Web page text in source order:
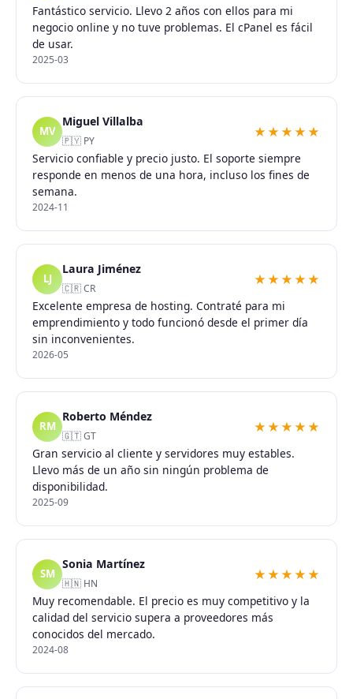
Fantástico servicio. Llevo 2 años con ellos para mi
negocio online y no tuve problemas. El cPanel es fácil
de usar.
2025-03
MV
Miguel Villalba
🇵🇾 PY
★★★★★
Servicio confiable y precio justo. El soporte siempre
responde en menos de una hora, incluso los fines de
semana.
2024-11
LJ
Laura Jiménez
🇨🇷 CR
★★★★★
Excelente empresa de hosting. Contraté para mi
emprendimiento y todo funcionó desde el primer día
sin inconvenientes.
2026-05
RM
Roberto Méndez
🇬🇹 GT
★★★★★
Gran servicio al cliente y servidores muy estables.
Llevo más de un año sin ningún problema de
disponibilidad.
2025-09
SM
Sonia Martínez
🇭🇳 HN
★★★★★
Muy recomendable. El precio es muy competitivo y la
calidad del servicio supera a proveedores más
conocidos del mercado.
2024-08